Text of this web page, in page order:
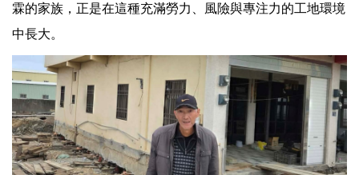
霖的家族，正是在這種充滿勞力、風險與專注力的工地環境
中長大。